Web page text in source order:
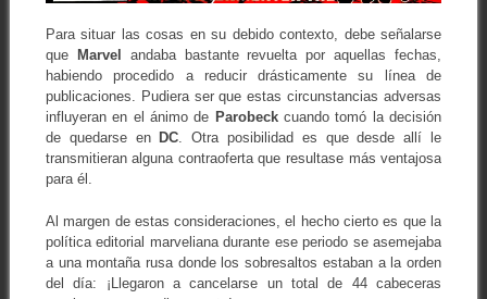
Para situar las cosas en su debido contexto, debe señalarse
que
Marvel
andaba bastante revuelta por aquellas fechas,
habiendo procedido a reducir drásticamente su línea de
publicaciones. Pudiera ser que estas circunstancias adversas
influyeran en el ánimo de Parobeckcuando tomó la decisión
de quedarse en DC. Otra posibilidad es que desde allí le
transmitieran alguna contraoferta que resultase más ventajosa
para él.
Al margen de estas consideraciones, el hecho cierto es que la
política editorial marveliana durante ese periodo se asemejaba
a una montaña rusa donde los sobresaltos estaban a la orden
del día: ¡Llegaron a cancelarse un total de 44 cabeceras